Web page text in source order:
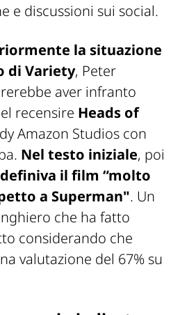
e discussioni sui social.
la situazione
di Variety, Peter
aver infranto
recensire Heads of
Amazon Studios con
Nel testo iniziale, poi
il film “molto
a Superman". Un
che ha fatto
considerando che
valutazione del 67% su